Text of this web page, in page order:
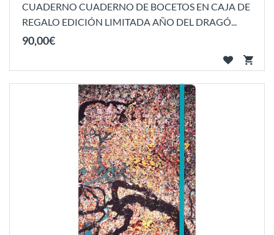
CUADERNO CUADERNO DE BOCETOS EN CAJA DE
REGALO EDICIÓN LIMITADA AÑO DEL DRAGÓ...
90,00€